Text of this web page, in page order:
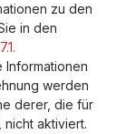
zu den
in den
Informationen
werden
derer, die für
aktiviert.